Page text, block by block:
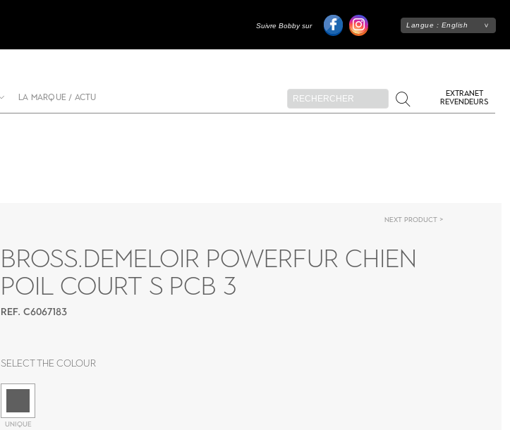
Suivre Bobby sur Langue : English
EXTRANET
REVENDEURS
LA MARQUE / ACTU
Next product
BROSS.DEMELOIR POWERFUR CHIEN
POIL COURT S PCB 3
REF. C6067183
Select the colour
UNIQUE